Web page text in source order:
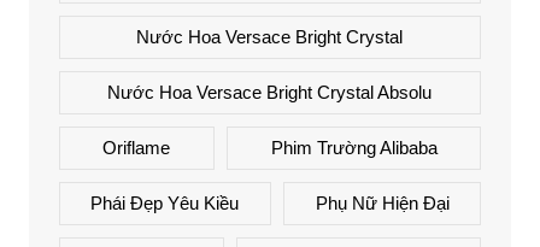
Nước Hoa Versace Bright Crystal
Nước Hoa Versace Bright Crystal Absolu
Oriflame Phim Trường Alibaba
Phái Đẹp Yêu Kiều Phụ Nữ Hiện Đại